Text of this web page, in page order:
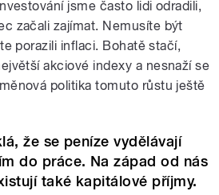
jsme často lidi odradili,
začali zajímat. Nemusíte být
porazili inflaci. Bohatě stačí,
akciové indexy a nesnaží se
politika tomuto růstu ještě
že se peníze vydělávají
do práce. Na západ od nás
také kapitálové příjmy.